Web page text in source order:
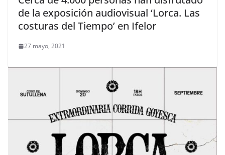
de la exposición audiovisual ‘Lorca. Las
costuras del Tiempo’ en Ifelor
27 mayo, 2021